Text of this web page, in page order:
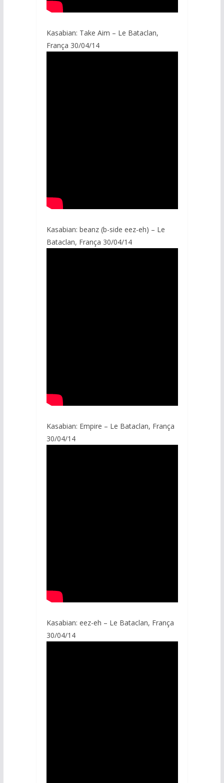
Kasabian: Take Aim – Le Bataclan,
França 30/04/14
Kasabian: beanz (b-side eez-eh) – Le
Bataclan, França 30/04/14
Kasabian: Empire – Le Bataclan, França
30/04/14
Kasabian: eez-eh – Le Bataclan, França
30/04/14